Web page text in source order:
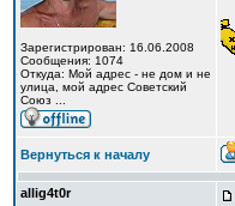
Зарегистрирован: 16.06.2008
Сообщения: 1074
Откуда: Мой адрес - не дом и не
улица, мой адрес Советский
Союз ...
Вернуться к началу
allig4t0r